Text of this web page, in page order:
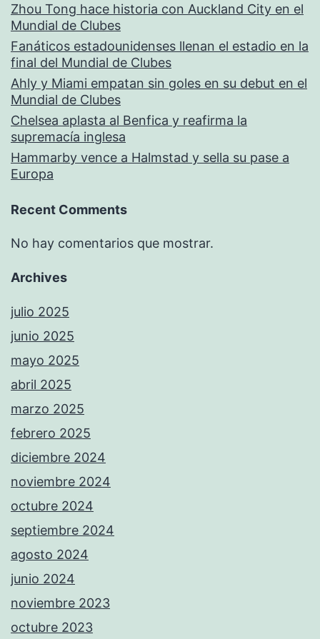
Zhou Tong hace historia con Auckland City en el
Mundial de Clubes
Fanáticos estadounidenses llenan el estadio en la
final del Mundial de Clubes
Ahly y Miami empatan sin goles en su debut en el
Mundial de Clubes
Chelsea aplasta al Benfica y reafirma la
supremacía inglesa
Hammarby vence a Halmstad y sella su pase a
Europa
Recent Comments
No hay comentarios que mostrar.
Archives
julio 2025
junio 2025
mayo 2025
abril 2025
marzo 2025
febrero 2025
diciembre 2024
noviembre 2024
octubre 2024
septiembre 2024
agosto 2024
junio 2024
noviembre 2023
octubre 2023